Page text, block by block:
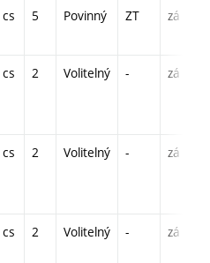
cs 5 Povinný ZT zá
cs 2 Volitelný - zá
cs 2 Volitelný - zá
cs 2 Volitelný - zá